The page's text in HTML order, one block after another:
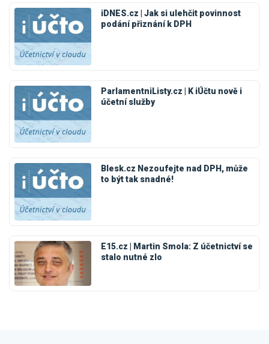
iDNES.cz | Jak si ulehčit povinnost
podání přiznání k DPH
ParlamentniListy.cz | K iÚčtu nově i
účetní služby
Blesk.cz Nezoufejte nad DPH, může
to být tak snadné!
E15.cz | Martin Smola: Z účetnictví se
stalo nutné zlo